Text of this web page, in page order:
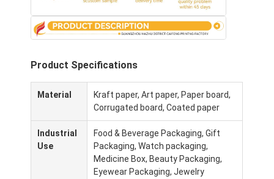
홈
제품
Product Specifications
Material
Kraft paper, Art paper, Paper board,
Corrugated board, Coated paper
Industrial
Use
Food & Beverage Packaging, Gift
Packaging, Watch packaging,
Medicine Box, Beauty Packaging,
Eyewear Packaging, Jewelry